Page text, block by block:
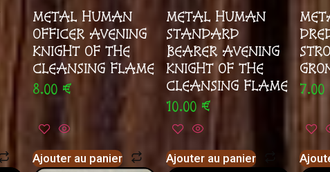
METAL HUMAN
OFFICER AVENING
KNIGHT OF THE
CLEANSING FLAME
8.00 €
Ajouter au panier
METAL HUMAN
STANDARD
BEARER AVENING
KNIGHT OF THE
CLEANSING FLAME
10.00 €
Ajouter au panier
7.00